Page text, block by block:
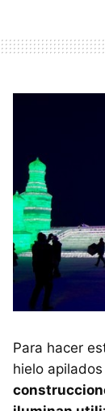
Para hacer
hielo